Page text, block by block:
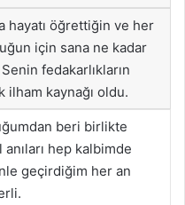
hayatı öğrettiğin ve her
için sana ne kadar
fedakarlıkların
kaynağı oldu.
beri birlikte
anıları hep kalbimde
geçirdiğim her an